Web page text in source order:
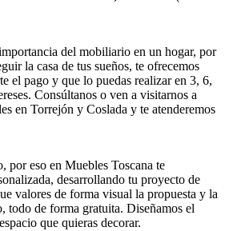
del mobiliario en un hogar, por
la casa de tus sueños, te ofrecemos
el pago y que lo puedas realizar en 3, 6,
Consúltanos o ven a visitarnos a
en Torrejón y Coslada y te atenderemos
por eso en Muebles Toscana te
desarrollando tu proyecto de
valores de forma visual la propuesta y la
todo de forma gratuita. Diseñamos el
que quieras decorar.